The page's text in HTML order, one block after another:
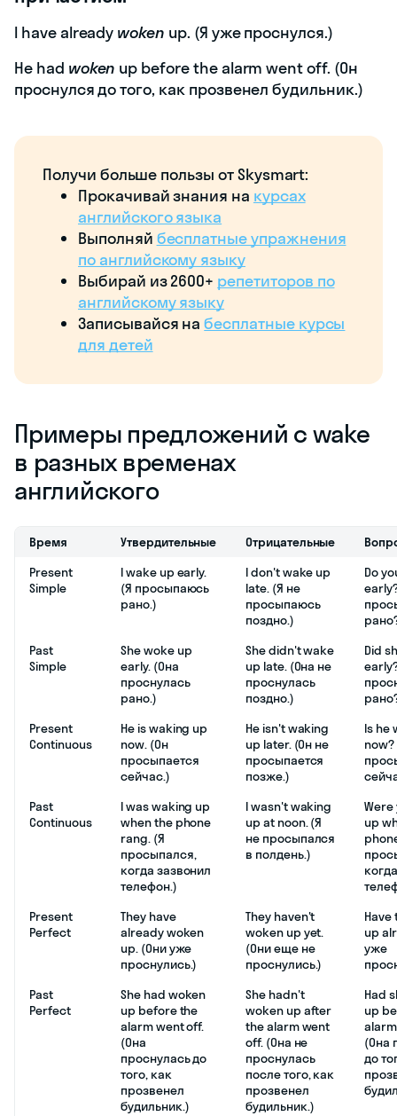
I have already woken up. (Я уже проснулся.)
He had woken up before the alarm went off. (Он
проснулся до того, как прозвенел будильник.)
Получи больше пользы от Skysmart:
Прокачивай знания на курсах
английского языка
Выполняй бесплатные упражнения
по английскому языку
Выбирай из 2600+ репетиторов по
английскому языку
Записывайся набесплатные курсы
для детей
Примеры предложений с wake
в разных временах
английского
Время Утвердительные Отрицательные
Present
Simple
I wake up early.
(Я просыпаюсь
рано.)
I don't wake up
late. (Я не
просыпаюсь
поздно.)
Do
Past
Simple
She woke up
early. (Она
проснулась
рано.)
She didn't wake
up late. (Она не
проснулась
поздно.)
Did
Present
Continuous
He is waking up
now. (Он
просыпается
сейчас.)
He isn't waking
up later. (Он не
просыпается
позже.)
Is he
Past
Continuous
I was waking up
when the phone
rang. (Я
просыпался,
когда зазвонил
телефон.)
I wasn't waking
up at noon. (Я
не просыпался
в полдень.)
up
Present
Perfect
They have
already woken
up. (Они уже
проснулись.)
They haven't
woken up yet.
(Они еще не
проснулись.)
Have
up
уже
Past
Perfect
She had woken
up before the
alarm went off.
(Она
проснулась до
того, как
прозвенел
будильник.)
She hadn't
woken up after
the alarm went
off. (Она не
проснулась
после того, как
прозвенел
будильник.)
Had
up
(Она
до